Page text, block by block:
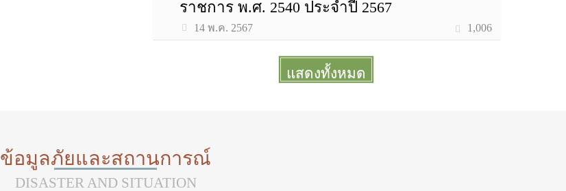
ราชการ พ.ศ. 2540 ประจำปี 2567
14 พ.ค. 2567 1,006
แสดงทั้งหมด
ข้อมูลภัยและสถานการณ์
DISASTER AND SITUATION